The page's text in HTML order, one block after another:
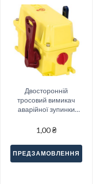
Двосторонній
тросовий вимикач
аварійної зупинки
1,00₴
ПРЕДЗАМОВЛЕННЯ